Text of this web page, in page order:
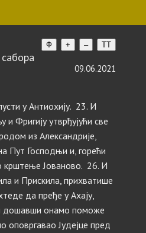
Ф + – TT
09.06.2021
у Антиохију. 23. И
Фригију утврђујући све
из Александрије,
Пут Господњи и, горећи
крштење Јованово. 26. И
и Прискила, прихватише
да пређе у Ахају,
дошавши онамо поможе
оповргавао Јудејце пред